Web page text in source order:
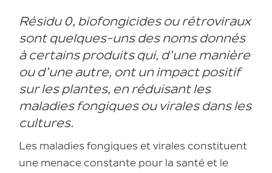
Résidu 0, biofongicides ou rétroviraux
sont quelques-uns des noms donnés
à certains produits qui, d’une manière
ou d’une autre, ont un impact positif
sur les plantes, en réduisant les
maladies fongiques ou virales dans les
cultures.
Les maladies fongiques et virales constituent
une menace constante pour la santé et le